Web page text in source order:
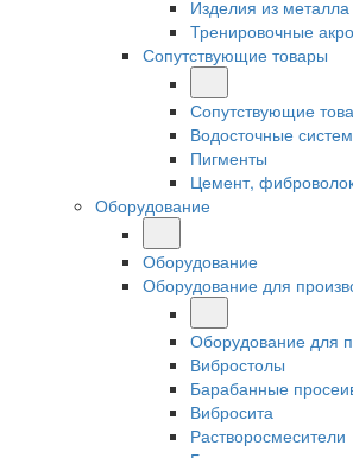
Изделия из металла
Тренировочные
Сопутствующие товары
Сопутствующие
Водосточные
Пигменты
Цемент,
Оборудование
Оборудование
Оборудование для
Оборудование для
Вибростолы
Барабанные
Вибросита
Растворосмесители